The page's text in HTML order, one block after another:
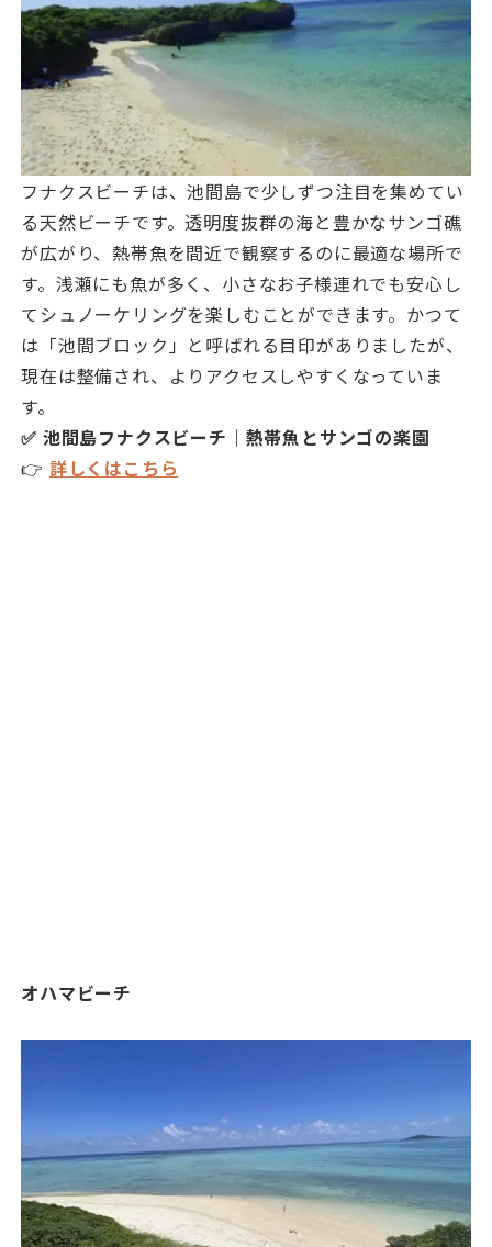
フナクスビーチは、池間島で少しずつ注目を集めてい
る天然ビーチです。透明度抜群の海と豊かなサンゴ礁
が広がり、熱帯魚を間近で観察するのに最適な場所で
す。浅瀬にも魚が多く、小さなお子様連れでも安心し
てシュノーケリングを楽しむことができます。かつて
は「池間ブロック」と呼ばれる目印がありましたが、
現在は整備され、よりアクセスしやすくなっていま
す。
✅ 池間島フナクスビーチ｜熱帯魚とサンゴの楽園
👉 詳しくはこちら
オハマビーチ